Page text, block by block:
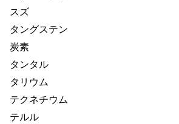
スズ
タングステン
炭素
タンタル
タリウム
テクネチウム
テルル